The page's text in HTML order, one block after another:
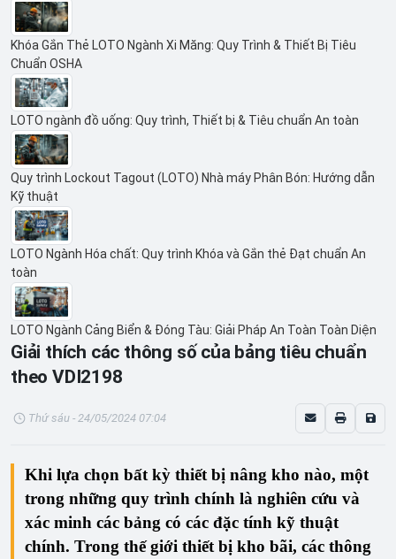
Khóa Gắn Thẻ LOTO Ngành Xi Măng: Quy Trình & Thiết Bị Tiêu
Chuẩn OSHA
LOTO ngành đồ uống: Quy trình, Thiết bị & Tiêu chuẩn An toàn
Quy trình Lockout Tagout (LOTO) Nhà máy Phân Bón: Hướng dẫn
Kỹ thuật
LOTO Ngành Hóa chất: Quy trình Khóa và Gắn thẻ Đạt chuẩn An
toàn
LOTO Ngành Cảng Biển & Đóng Tàu: Giải Pháp An Toàn Toàn Diện
Giải thích các thông số của bảng tiêu chuẩn
theo VDI2198
Thứ sáu - 24/05/2024 07:04
Khi lựa chọn bất kỳ thiết bị nâng kho nào, một
trong những quy trình chính là nghiên cứu và
xác minh các bảng có các đặc tính kỹ thuật
chính. Trong thế giới thiết bị kho bãi, các thông